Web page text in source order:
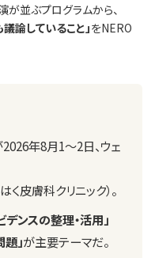
が並ぶプログラムから、
論していること」をNERO
年8月1〜2日、ウェ
皮膚科クリニック）。
デンスの整理・活用」
」が主要テーマだ。